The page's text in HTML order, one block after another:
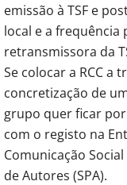
emissão à TSF e
local e a frequência
retransmissora da
Se colocar a RCC a
concretização de
grupo quer ficar
com o registo na
Comunicação
de Autores (SPA).